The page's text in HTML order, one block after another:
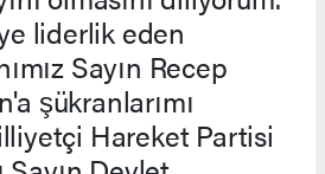
liderlik eden
Sayın Recep
şükranlarımı
Hareket Partisi